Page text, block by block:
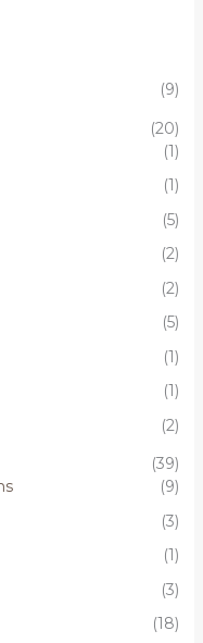
(9)
(20)
(1)
(1)
(5)
(2)
(2)
(5)
(1)
(1)
(2)
(39)
(9)
(3)
(1)
(3)
(18)